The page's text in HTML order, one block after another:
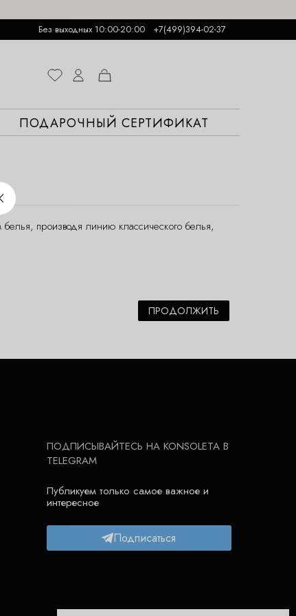
Без выходных 10:00-20:00 +7(499)394-02-37
ПОДАРОЧНЫЙ СЕРТИФИКАТ
производя линию классического белья,
ПРОДОЛЖИТЬ
ПОДПИСЫВАЙТЕСЬ НА KONSOLETA В
TELEGRAM
Публикуем только самое важное и
интересное
Подписаться